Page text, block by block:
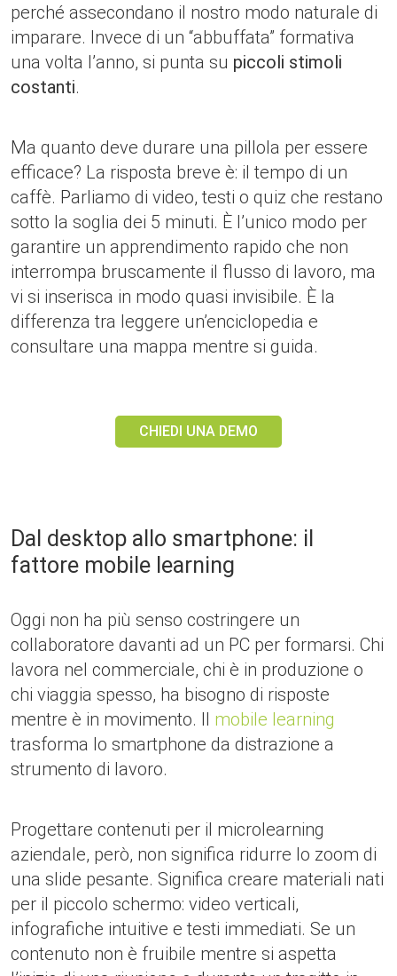
perché assecondano il nostro modo naturale di
imparare. Invece di un “abbuffata” formativa
una volta l’anno, si punta su piccoli stimoli
costanti.
Ma quanto deve durare una pillola per essere
efficace? La risposta breve è: il tempo di un
caffè. Parliamo di video, testi o quiz che restano
sotto la soglia dei 5 minuti. È l’unico modo per
garantire un apprendimento rapido che non
interrompa bruscamente il flusso di lavoro, ma
vi si inserisca in modo quasi invisibile. È la
differenza tra leggere un’enciclopedia e
consultare una mappa mentre si guida.
CHIEDI UNA DEMO
Dal desktop allo smartphone: il
fattore mobile learning
Oggi non ha più senso costringere un
collaboratore davanti ad un PC per formarsi. Chi
lavora nel commerciale, chi è in produzione o
chi viaggia spesso, ha bisogno di risposte
mentre è in movimento. Il mobile learning
trasforma lo smartphone da distrazione a
strumento di lavoro.
Progettare contenuti per il microlearning
aziendale, però, non significa ridurre lo zoom di
una slide pesante. Significa creare materiali nati
per il piccolo schermo: video verticali,
infografiche intuitive e testi immediati. Se un
contenuto non è fruibile mentre si aspetta